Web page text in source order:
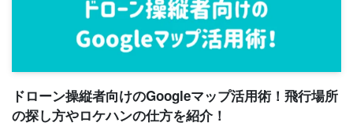
ドローン操縦者向けのGoogleマップ活用術！飛行場所
の探し方やロケハンの仕方を紹介！